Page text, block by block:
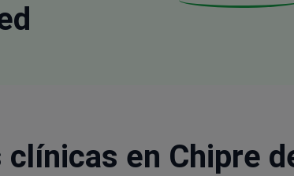
en Chipre